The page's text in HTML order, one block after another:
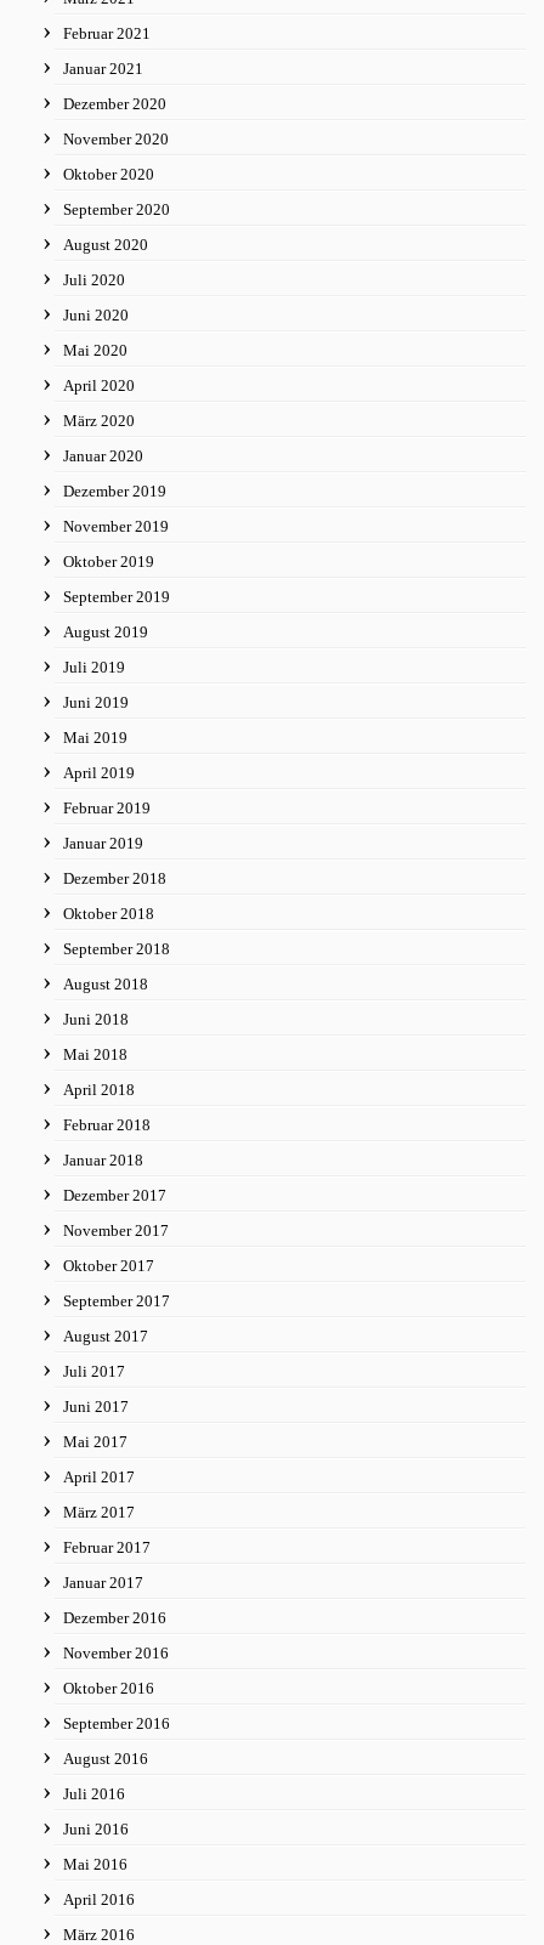
Februar 2021
Januar 2021
Dezember 2020
November 2020
Oktober 2020
September 2020
August 2020
Juli 2020
Juni 2020
Mai 2020
April 2020
März 2020
Januar 2020
Dezember 2019
November 2019
Oktober 2019
September 2019
August 2019
Juli 2019
Juni 2019
Mai 2019
April 2019
Februar 2019
Januar 2019
Dezember 2018
Oktober 2018
September 2018
August 2018
Juni 2018
Mai 2018
April 2018
Februar 2018
Januar 2018
Dezember 2017
November 2017
Oktober 2017
September 2017
August 2017
Juli 2017
Juni 2017
Mai 2017
April 2017
März 2017
Februar 2017
Januar 2017
Dezember 2016
November 2016
Oktober 2016
September 2016
August 2016
Juli 2016
Juni 2016
Mai 2016
April 2016
März 2016